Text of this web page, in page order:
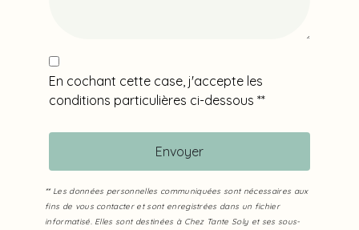
En cochant cette case, j'accepte les
conditions particulières ci-dessous **
Envoyer
** Les données personnelles communiquées sont nécessaires aux
fins de vous contacter et sont enregistrées dans un fichier
informatisé. Elles sont destinées à Chez Tante Soly et ses sous-